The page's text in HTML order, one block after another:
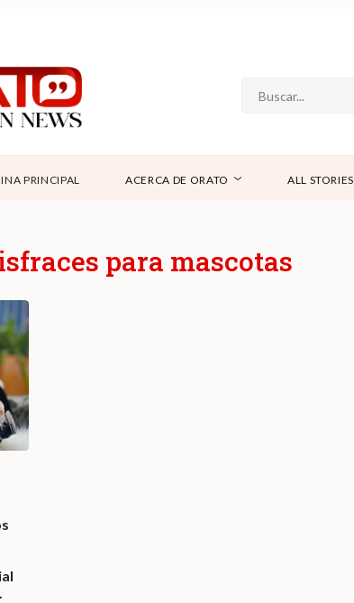
PRINCIPAL ACERCA DE ORATO ALL STORIES
para mascotas